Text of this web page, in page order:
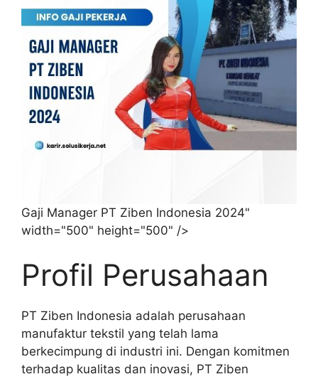
Gaji Manager PT Ziben Indonesia 2024"
width="500" height="500" />
Profil Perusahaan
PT Ziben Indonesia adalah perusahaan
manufaktur tekstil yang telah lama
berkecimpung di industri ini. Dengan komitmen
terhadap kualitas dan inovasi, PT Ziben